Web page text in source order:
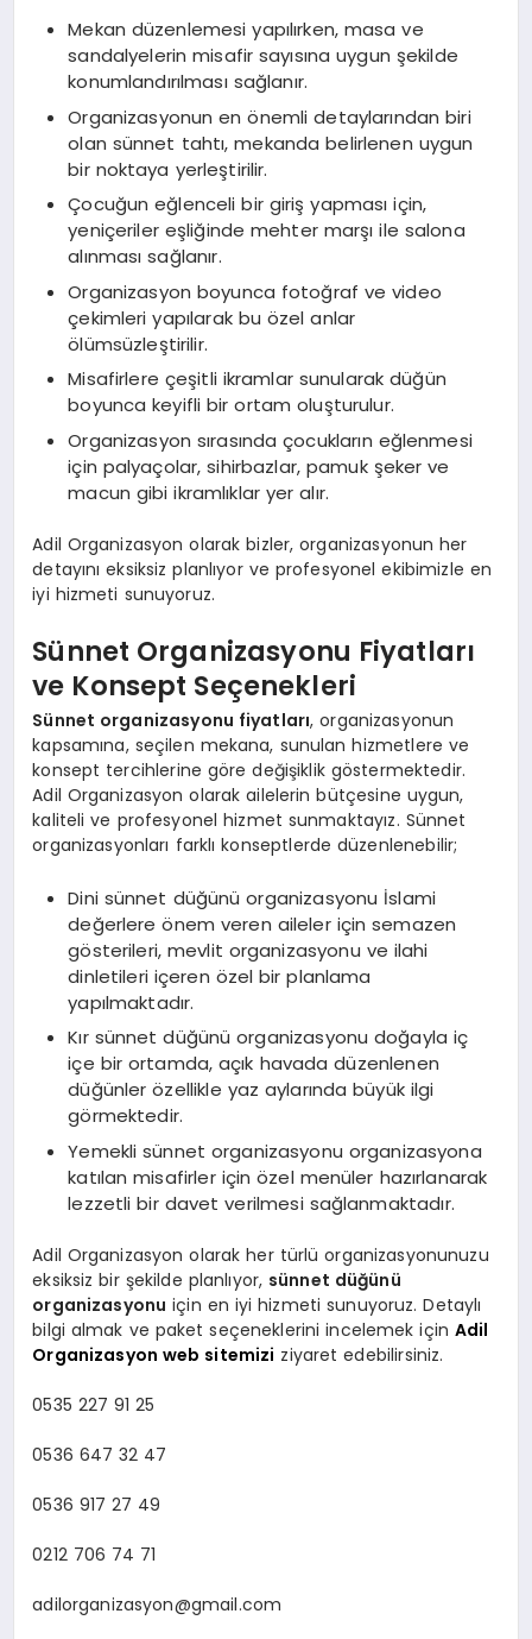
Mekan düzenlemesi yapılırken, masa ve
sandalyelerin misafir sayısına uygun şekilde
konumlandırılması sağlanır.
Organizasyonun en önemli detaylarından biri
olan sünnet tahtı, mekanda belirlenen uygun
bir noktaya yerleştirilir.
Çocuğun eğlenceli bir giriş yapması için,
yeniçeriler eşliğinde mehter marşı ile salona
alınması sağlanır.
Organizasyon boyunca fotoğraf ve video
çekimleri yapılarak bu özel anlar
ölümsüzleştirilir.
Misafirlere çeşitli ikramlar sunularak düğün
boyunca keyifli bir ortam oluşturulur.
Organizasyon sırasında çocukların eğlenmesi
için palyaçolar, sihirbazlar, pamuk şeker ve
macun gibi ikramlıklar yer alır.
Adil Organizasyon olarak bizler, organizasyonun her
detayını eksiksiz planlıyor ve profesyonel ekibimizle en
iyi hizmeti sunuyoruz.
Sünnet Organizasyonu Fiyatları
ve Konsept Seçenekleri
Sünnet organizasyonu fiyatları, organizasyonun
kapsamına, seçilen mekana, sunulan hizmetlere ve
konsept tercihlerine göre değişiklik göstermektedir.
Adil Organizasyon olarak ailelerin bütçesine uygun,
kaliteli ve profesyonel hizmet sunmaktayız. Sünnet
organizasyonları farklı konseptlerde düzenlenebilir;
Dini sünnet düğünü organizasyonu İslami
değerlere önem veren aileler için semazen
gösterileri, mevlit organizasyonu ve ilahi
dinletileri içeren özel bir planlama
yapılmaktadır.
Kır sünnet düğünü organizasyonu doğayla iç
içe bir ortamda, açık havada düzenlenen
düğünler özellikle yaz aylarında büyük ilgi
görmektedir.
Yemekli sünnet organizasyonu organizasyona
katılan misafirler için özel menüler hazırlanarak
lezzetli bir davet verilmesi sağlanmaktadır.
Adil Organizasyon olarak her türlü organizasyonunuzu
eksiksiz bir şekilde planlıyor, sünnet düğünü
organizasyonu için en iyi hizmeti sunuyoruz. Detaylı
bilgi almak ve paket seçeneklerini incelemek için Adil
Organizasyon web sitemizi ziyaret edebilirsiniz.
0535 227 91 25
0536 647 32 47
0536 917 27 49
0212 706 74 71
adilorganizasyon@gmail.com